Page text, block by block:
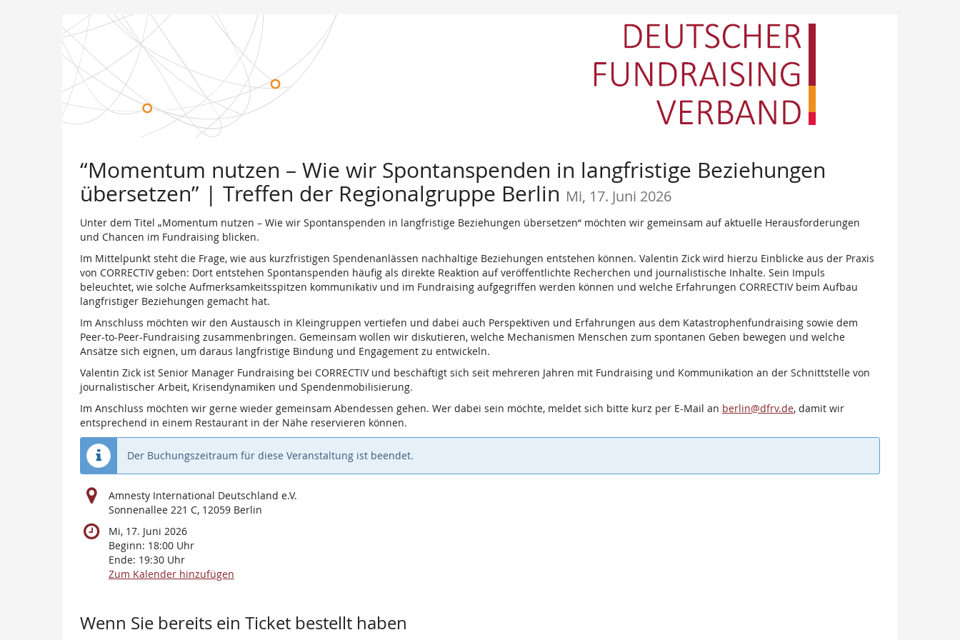
“Momentum nutzen – Wie wir Spontanspenden in langfristige Beziehungen
übersetzen” | Treffen der Regionalgruppe Berlin Mi, 17. Juni 2026
Unter dem Titel „Momentum nutzen – Wie wir Spontanspenden in langfristige Beziehungen übersetzen“ möchten wir gemeinsam auf aktuelle Herausforderungen
und Chancen im Fundraising blicken.
Im Mittelpunkt steht die Frage, wie aus kurzfristigen Spendenanlässen nachhaltige Beziehungen entstehen können. Valentin Zick wird hierzu Einblicke aus der Praxis
von CORRECTIV geben: Dort entstehen Spontanspenden häufig als direkte Reaktion auf veröffentlichte Recherchen und journalistische Inhalte. Sein Impuls
beleuchtet, wie solche Aufmerksamkeitsspitzen kommunikativ und im Fundraising aufgegriffen werden können und welche Erfahrungen CORRECTIV beim Aufbau
langfristiger Beziehungen gemacht hat.
Im Anschluss möchten wir den Austausch in Kleingruppen vertiefen und dabei auch Perspektiven und Erfahrungen aus dem Katastrophenfundraising sowie dem
Peer-to-Peer-Fundraising zusammenbringen. Gemeinsam wollen wir diskutieren, welche Mechanismen Menschen zum spontanen Geben bewegen und welche
Ansätze sich eignen, um daraus langfristige Bindung und Engagement zu entwickeln.
Valentin Zick ist Senior Manager Fundraising bei CORRECTIV und beschäftigt sich seit mehreren Jahren mit Fundraising und Kommunikation an der Schnittstelle von
journalistischer Arbeit, Krisendynamiken und Spendenmobilisierung.
Im Anschluss möchten wir gerne wieder gemeinsam Abendessen gehen. Wer dabei sein möchte, meldet sich bitte kurz per E-Mail an berlin@dfrv.de, damit wir
entsprechend in einem Restaurant in der Nähe reservieren können.
Der Buchungszeitraum für diese Veranstaltung ist beendet.
Amnesty International Deutschland e.V.
Sonnenallee 221 C, 12059 Berlin
Mi, 17. Juni 2026
Beginn: 18:00 Uhr
Ende: 19:30 Uhr
Zum Kalender hinzufügen
Wenn Sie bereits ein Ticket bestellt haben